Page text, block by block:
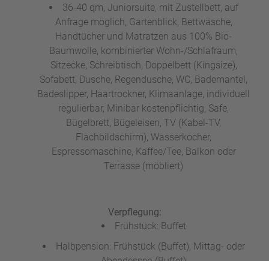
36-40 qm, Juniorsuite, mit Zustellbett, auf
Anfrage möglich, Gartenblick, Bettwäsche,
Handtücher und Matratzen aus 100% Bio-
Baumwolle, kombinierter Wohn-/Schlafraum,
Sitzecke, Schreibtisch, Doppelbett (Kingsize),
Sofabett, Dusche, Regendusche, WC, Bademantel,
Badeslipper, Haartrockner, Klimaanlage, individuell
regulierbar, Minibar kostenpflichtig, Safe,
Bügelbrett, Bügeleisen, TV (Kabel-TV,
Flachbildschirm), Wasserkocher,
Espressomaschine, Kaffee/Tee, Balkon oder
Terrasse (möbliert)
Verpflegung:
Frühstück: Buffet
Halbpension: Frühstück (Buffet), Mittag- oder